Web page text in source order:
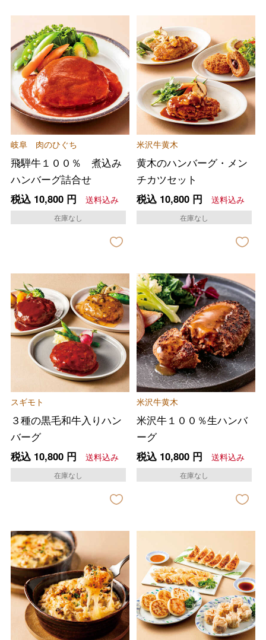
岐阜 肉のひぐち
飛騨牛１００％ 煮込み
ハンバーグ詰合せ
税込 10,800円 送料込み
在庫なし
米沢牛黄木
黄木のハンバーグ・メン
チカツセット
税込 10,800円 送料込み
在庫なし
スギモト
３種の黒毛和牛入りハン
バーグ
税込 10,800円 送料込み
在庫なし
米沢牛黄木
米沢牛１００％生ハンバ
ーグ
税込 10,800円 送料込み
在庫なし